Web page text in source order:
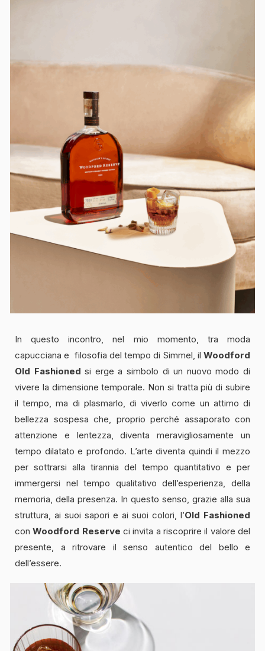
In questo incontro, nel mio momento, tra moda
capucciana e filosofia del tempo di Simmel, il Woodford
Old Fashioned si erge a simbolo di un nuovo modo di
vivere la dimensione temporale. Non si tratta più di subire
il tempo, ma di plasmarlo, di viverlo come un attimo di
bellezza sospesa che, proprio perché assaporato con
attenzione e lentezza, diventa meravigliosamente un
tempo dilatato e profondo. L’arte diventa quindi il mezzo
per sottrarsi alla tirannia del tempo quantitativo e per
immergersi nel tempo qualitativo dell’esperienza, della
memoria, della presenza. In questo senso, grazie alla sua
struttura, ai suoi sapori e ai suoi colori, l’Old Fashioned
conWoodford Reserve ci invita a riscoprire il valore del
presente, a ritrovare il senso autentico del bello e
dell’essere.